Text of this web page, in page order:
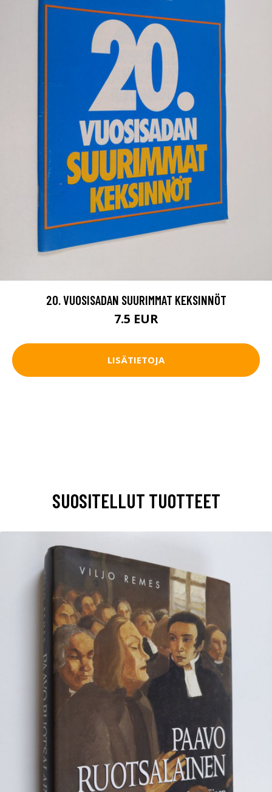
20. VUOSISADAN SUURIMMAT KEKSINNÖT
7.5 EUR
LISÄTIETOJA
SUOSITELLUT TUOTTEET